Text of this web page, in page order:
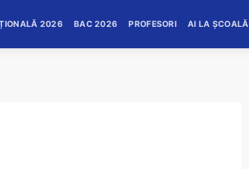
2026 BAC 2026 PROFESORI AI LA ȘCOALĂ